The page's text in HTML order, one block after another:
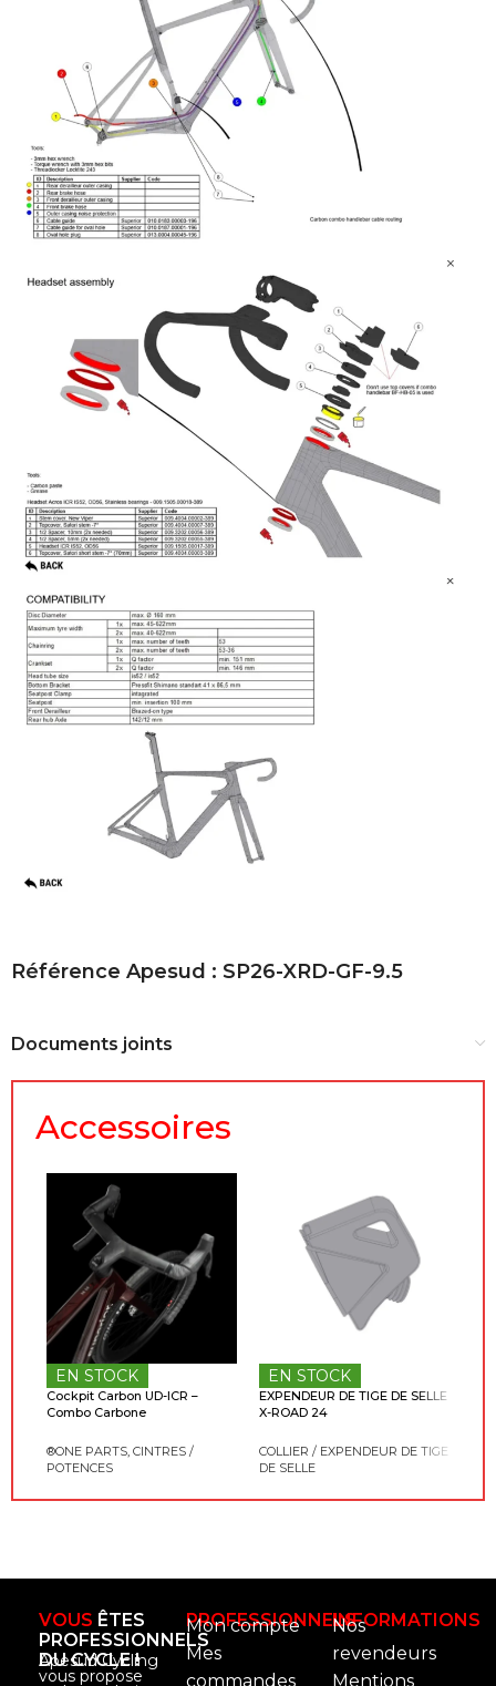
Référence Apesud : SP26-XRD-GF-9.5
Documents joints
Accessoires
EN STOCK
Cockpit Carbon UD-ICR –
Combo Carbone
®ONE PARTS, CINTRES /
POTENCES
EN STOCK
EXPENDEUR DE TIGE DE SELLE
X-ROAD 24
COLLIER / EXPENDEUR DE TIGE
DE SELLE
VOUS ÊTES
PROFESSIONNELS
DU CYCLE !
Apesud Cycling
vous propose
PROFESSIONNELS
Mon compte
Mes
commandes
INFORMATIONS
Nos
revendeurs
Mentions